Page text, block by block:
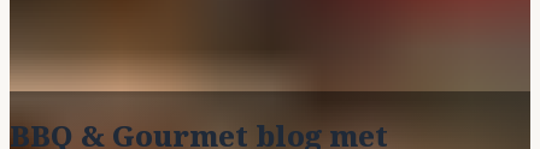
BBQ & Gourmet blog met